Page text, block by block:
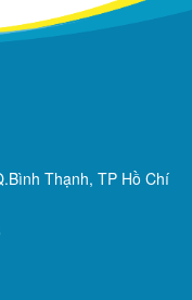
Thạnh, TP Hồ Chí